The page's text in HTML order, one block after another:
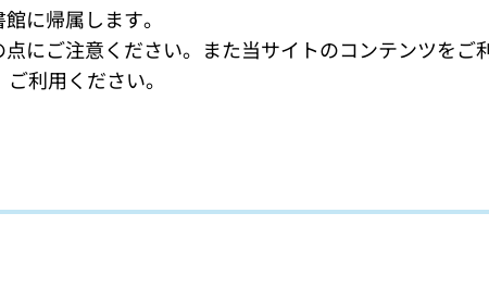
に帰属します。
にご注意ください。また当サイトのコンテンツをご
利用ください。